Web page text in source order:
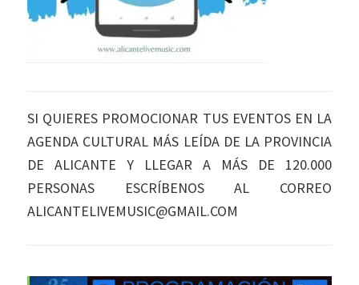
SI QUIERES PROMOCIONAR TUS EVENTOS EN LA
AGENDA CULTURAL MÁS LEÍDA DE LA PROVINCIA
DE ALICANTE Y LLEGAR A MÁS DE 120.000
PERSONAS ESCRÍBENOS AL CORREO
ALICANTELIVEMUSIC@GMAIL.COM